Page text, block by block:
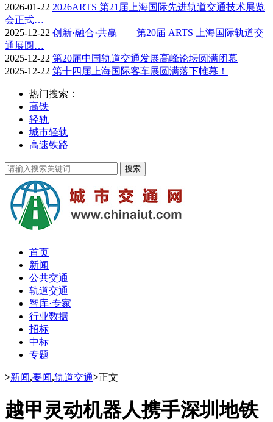
2026-01-22 2026ARTS 第21届上海国际先进轨道交通技术展览
会正式…
2025-12-22 创新·融合·共赢——第20届 ARTS 上海国际轨道交
通展圆…
2025-12-22 第20届中国轨道交通发展高峰论坛圆满闭幕
2025-12-22 第十四届上海国际客车展圆满落下帷幕！
热门搜索：
高铁
轻轨
城市轻轨
高速铁路
首页
新闻
公共交通
轨道交通
智库·专家
行业数据
招标
中标
专题
>新闻,要闻,轨道交通>正文
越甲灵动机器人携手深圳地铁